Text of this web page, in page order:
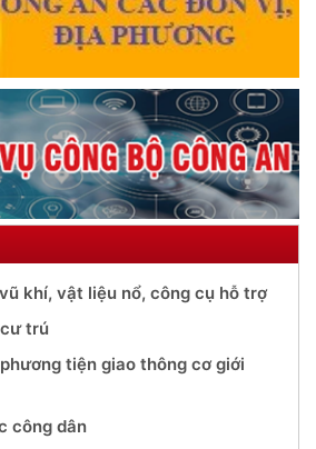
khí, vật liệu nổ, công cụ hỗ trợ
trú
tiện giao thông cơ giới
công dân